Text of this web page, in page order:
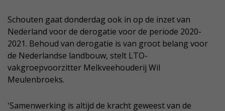
Schouten gaat donderdag ook in op de inzet van
Nederland voor de derogatie voor de periode 2020-
2021. Behoud van derogatie is van groot belang voor
de Nederlandse landbouw, stelt LTO-
vakgroepvoorzitter Melkveehouderij Wil
Meulenbroeks.
'Samenwerking is altijd de kracht geweest van de